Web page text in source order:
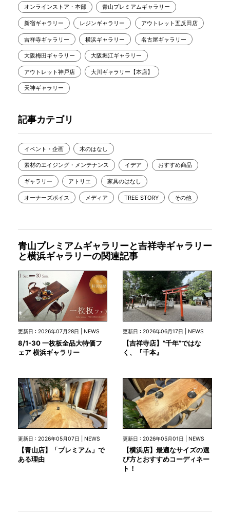
オンラインストア・本部 青山プレミアムギャラリー
新宿ギャラリー レジンギャラリー アウトレット五反田店
吉祥寺ギャラリー 横浜ギャラリー 名古屋ギャラリー
大阪梅田ギャラリー 大阪堀江ギャラリー
アウトレット神戸店 大川ギャラリー【本店】
天神ギャラリー
記事カテゴリ
イベント・企画 木のはなし
素材のエイジング・メンテナンス イデア おすすめ商品
ギャラリー アトリエ 家具のはなし
オーナーズボイス メディア TREE STORY その他
青山プレミアムギャラリーと吉祥寺ギャラリー
と横浜ギャラリーの関連記事
更新日 : 2026年07月28日 | NEWS
8/1-30 一枚板全品大特価フ
ェア 横浜ギャラリー
更新日 : 2026年06月17日 | NEWS
【吉祥寺店】”千年”ではな
く、『千本』
更新日 : 2026年05月07日 | NEWS
【青山店】「プレミアム」で
ある理由
更新日 : 2026年05月01日 | NEWS
【横浜店】最適なサイズの選
び方とおすすめコーディネー
ト！